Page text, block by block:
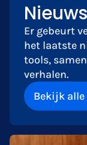
Er gebeurt
het laatste
tools,
verhalen.
Bekijk